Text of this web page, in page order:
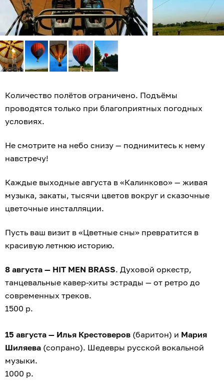
Количество полётов ограничено. Подъёмы
проводятся только при благоприятных погодных
условиях.
Не смотрите на небо снизу — поднимитесь к нему
навстречу!
Каждые выходные августа в «Калинково» — живая
музыка, закаты, тысячи цветов вокруг и сказочные
цветочные инсталляции.
Пусть ваш визит в «Цветные сны» превратится в
красивую летнюю историю.
8 августа — HIT MEN BRASS. Духовой оркестр,
танцевальные кавер-хиты эстрады — от ретро до
современных треков.
1500 р.
15 августа — Илья Крестоверов (баритон) и Мария
Шиляева (сопрано). Шедевры русской вокальной
музыки.
1000 р.